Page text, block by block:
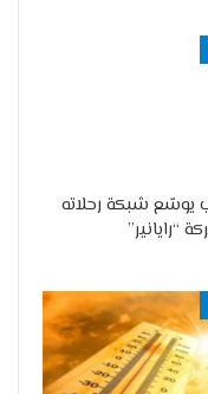
يوسّع شبكة رحلاته
“رايانير”